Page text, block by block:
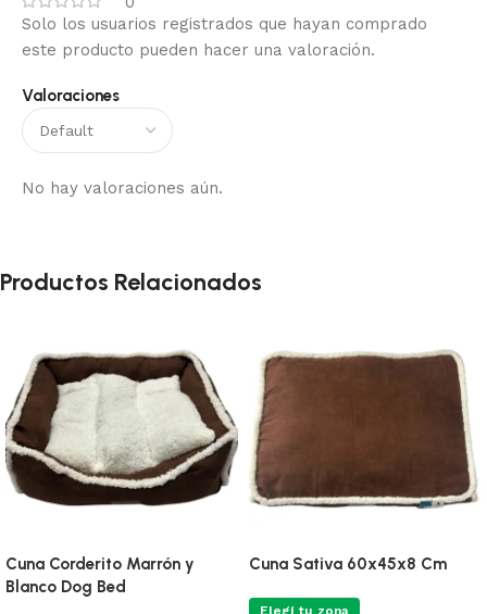
Valoraciones
No hay valoraciones aún.
Solo los usuarios registrados que hayan comprado
este producto pueden hacer una valoración.
Productos Relacionados
Cuna Corderito Marrón y
Blanco Dog Bed
Cuna Sativa 60x45x8 Cm